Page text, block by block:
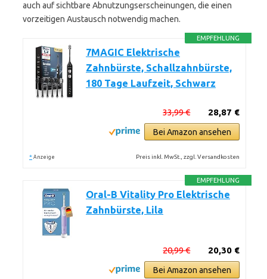
auch auf sichtbare Abnutzungserscheinungen, die einen
vorzeitigen Austausch notwendig machen.
EMPFEHLUNG
7MAGIC Elektrische
Zahnbürste, Schallzahnbürste,
180 Tage Laufzeit, Schwarz
28,87 €
33,99 €
Bei Amazon ansehen
* Anzeige Preis inkl. MwSt., zzgl. Versandkosten
EMPFEHLUNG
Oral-B Vitality Pro Elektrische
Zahnbürste, Lila
20,30 €
20,99 €
Bei Amazon ansehen